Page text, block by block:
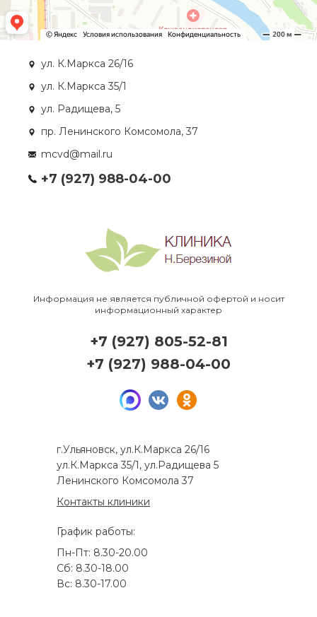
ул. К.Маркса 26/16
ул. К.Маркса 35/1
ул. Радищева, 5
пр. Ленинского Комсомола, 37
mcvd@mail.ru
+7 (927) 988-04-00
Информация не является публичной офертой и носит
информационный характер
г.Ульяновск, ул.К.Маркса 26/16
ул.К.Маркса 35/1, ул.Радищева 5
Ленинского Комсомола 37
Контакты клиники
График работы:
Пн-Пт: 8.30-20.00
Сб: 8.30-18.00
Вс: 8.30-17.00
+7 (927) 805-52-81
+7 (927) 988-04-00